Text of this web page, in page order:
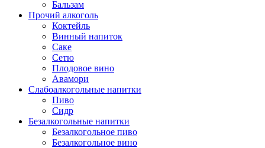
Бальзам
Прочий алкоголь
Коктейль
Винный напиток
Саке
Сетю
Плодовое вино
Авамори
Слабоалкогольные напитки
Пиво
Сидр
Безалкогольные напитки
Безалкогольное пиво
Безалкогольное вино